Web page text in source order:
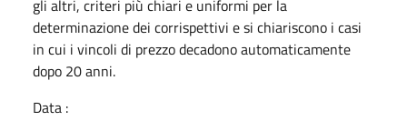
gli altri, criteri più chiari e uniformi per la
determinazione dei corrispettivi e si chiariscono i casi
in cui i vincoli di prezzo decadono automaticamente
dopo 20 anni.
Data :